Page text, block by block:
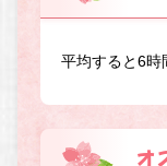
平均すると6時
オ